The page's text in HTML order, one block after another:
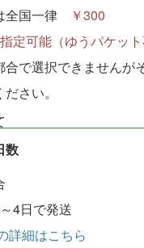
全国一律
￥300
定可能（ゆうパケット
合で選択できませんが
さい。
数
4日で発送
詳細はこちら